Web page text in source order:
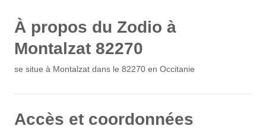
À propos du Zodio à
Montalzat 82270
se situe à Montalzat dans le 82270 en Occitanie
Accès et coordonnées